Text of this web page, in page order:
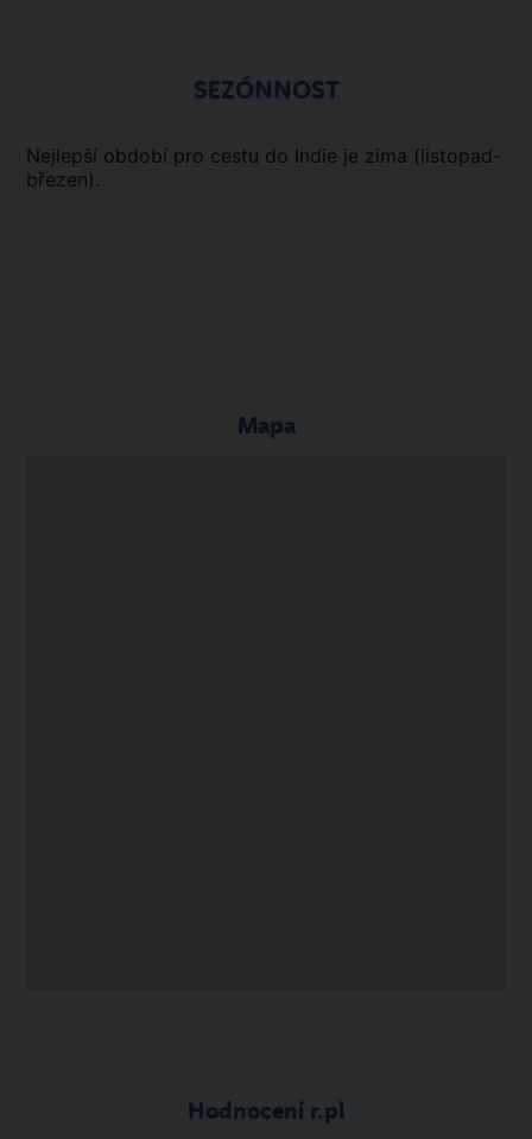
SEZÓNNOST
Nejlepší období pro cestu do Indie je zima (listopad-
březen).
Mapa
Hodnocení r.pl